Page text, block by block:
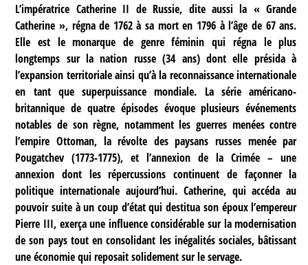
L’impératrice Catherine II de Russie, dite aussi la « Grande
Catherine », régna de 1762 à sa mort en 1796 à l’âge de 67 ans.
Elle est le monarque de genre féminin qui régna le plus
longtemps sur la nation russe (34 ans) dont elle présida à
l’expansion territoriale ainsi qu’à la reconnaissance internationale
en tant que superpuissance mondiale. La série américano-
britannique de quatre épisodes évoque plusieurs événements
notables de son règne, notamment les guerres menées contre
l’empire Ottoman, la révolte des paysans russes menée par
Pougatchev (1773-1775), et l’annexion de la Crimée – une
annexion dont les répercussions continuent de façonner la
politique internationale aujourd’hui. Catherine, qui accéda au
pouvoir suite à un coup d’état qui destitua son époux l’empereur
Pierre III, exerça une influence considérable sur la modernisation
de son pays tout en consolidant les inégalités sociales, bâtissant
une économie qui reposait solidement sur le servage.